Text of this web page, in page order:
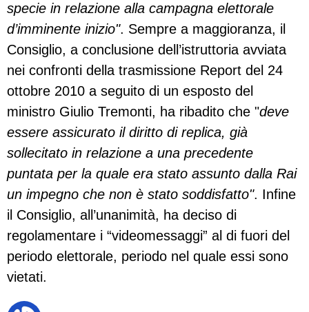
specie in relazione alla campagna elettorale
d’imminente inizio". Sempre a maggioranza, il
Consiglio, a conclusione dell’istruttoria avviata
nei confronti della trasmissione Report del 24
ottobre 2010 a seguito di un esposto del
ministro Giulio Tremonti, ha ribadito che "deve
essere assicurato il diritto di replica, già
sollecitato in relazione a una precedente
puntata per la quale era stato assunto dalla Rai
un impegno che non è stato soddisfatto". Infine
il Consiglio, all’unanimità, ha deciso di
regolamentare i “videomessaggi” al di fuori del
periodo elettorale, periodo nel quale essi sono
vietati.